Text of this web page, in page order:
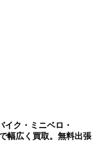
イク・ミニベロ・
幅広く買取。無料出張